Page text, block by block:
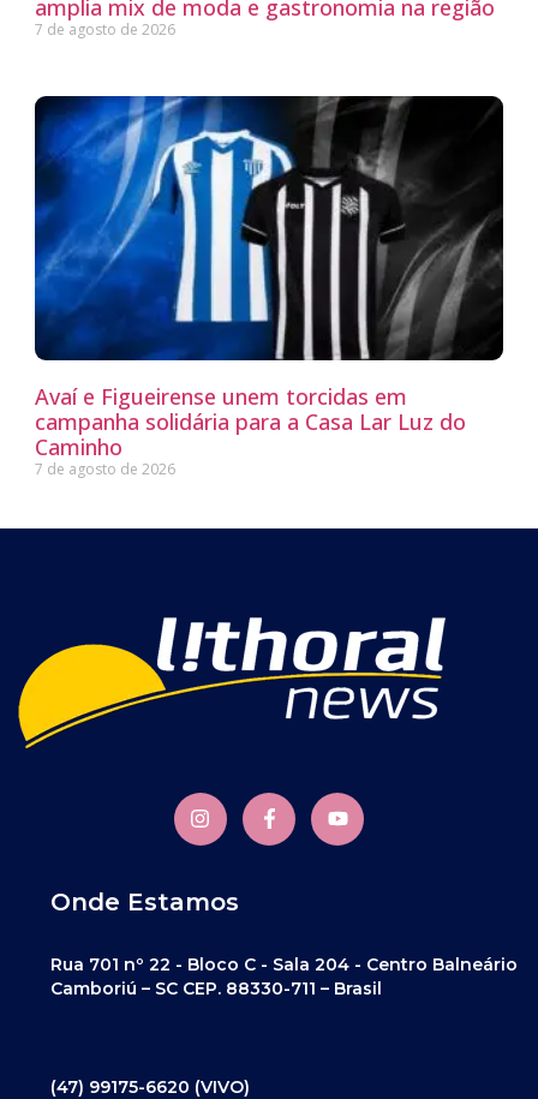
amplia mix de moda e gastronomia na região
7 de agosto de 2026
Avaí e Figueirense unem torcidas em
campanha solidária para a Casa Lar Luz do
Caminho
7 de agosto de 2026
Onde Estamos
Rua 701 nº 22 - Bloco C - Sala 204 - Centro Balneário
Camboriú – SC CEP. 88330-711 – Brasil
(47) 99175-6620 (VIVO)